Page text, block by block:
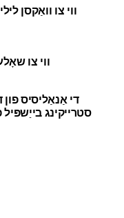
ווי צו וואַקסן
ווי צו
די אַנאַליסיס
סטרייקינג